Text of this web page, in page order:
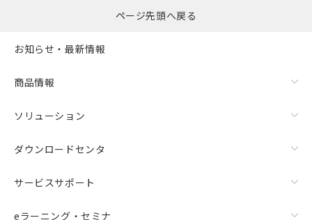
ページ先頭へ戻る
お知らせ・最新情報
商品情報
ソリューション
ダウンロードセンタ
サービスサポート
eラーニング・セミナ